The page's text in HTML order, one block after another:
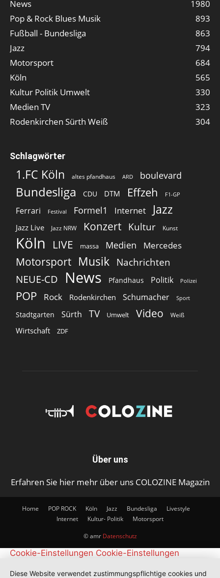
News
1980
Pop & Rock Blues Musik
893
Fußball - Bundesliga
863
Jazz
794
Motorsport
684
Köln
565
Kultur Politik Umwelt
330
Medien TV
323
Rodenkirchen Sürth Weiß
304
Schlagwörter
1.FC Köln altes pfandhaus ARD boulevard
Bundesliga CDU DTM Effzeh F1-GP
Ferrari Festival Formel1 Internet Jazz
Jazz Live Jazz NRW Konzert Kultur Kunst
Köln LIVE massa Medien Mercedes
Motorsport Musik Nachrichten
NEUE-CD
News Pfandhaus Politik Polizei
POP Rock Rodenkirchen Schumacher Sport
Stadtgarten Sürth TV Umwelt Video Weiß
Wirtschaft ZDF
Über uns
Erfahren Sie hier mehr über uns COLOZINE Magazin
Home POP ROCK Köln Jazz Bundesliga
Livestyle
Internet
Kultur- Politik Motorsport
© amr Datenschutz
Cookie-Einstellungen Cookie-Einstellungen
Diese Website verwendet zustimmungspflichtige cookies und